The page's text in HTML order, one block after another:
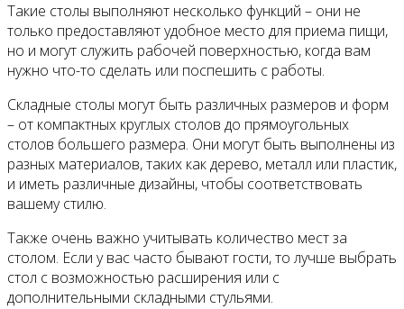
Такие столы выполняют несколько функций – они не
только предоставляют удобное место для приема пищи,
но и могут служить рабочей поверхностью, когда вам
нужно что-то сделать или поспешить с работы.
Складные столы могут быть различных размеров и форм
– от компактных круглых столов до прямоугольных
столов большего размера. Они могут быть выполнены из
разных материалов, таких как дерево, металл или пластик,
и иметь различные дизайны, чтобы соответствовать
вашему стилю.
Также очень важно учитывать количество мест за
столом. Если у вас часто бывают гости, то лучше выбрать
стол с возможностью расширения или с
дополнительными складными стульями.